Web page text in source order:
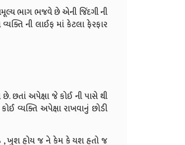
ભાગ ભજવે છે એની જિંદગી ની
ની લાઈફ માં કેટલા ફેરફાર
છતાં અપેક્ષા જે કોઈ ની પાસે થી
વ્યક્તિ અપેક્ષા રાખવાનું છોડી
ખુશ હોય જ ને કેમ કે યશ હતો જ